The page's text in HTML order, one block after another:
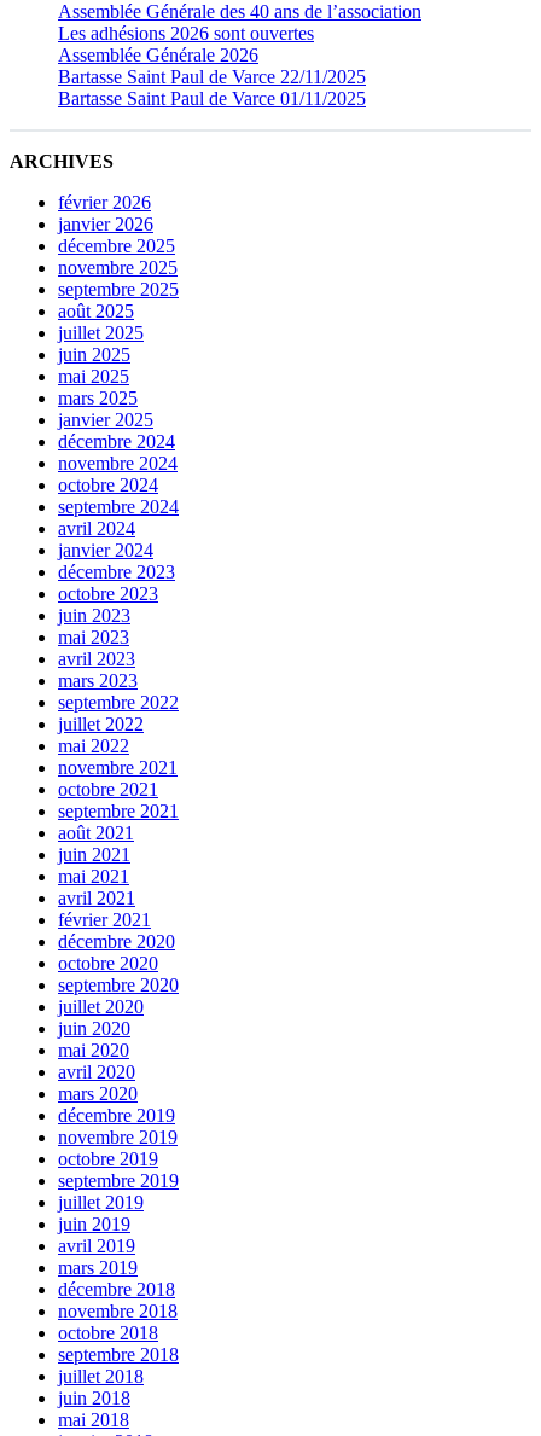
Assemblée Générale des 40 ans de l’association
Les adhésions 2026 sont ouvertes
Assemblée Générale 2026
Bartasse Saint Paul de Varce 22/11/2025
Bartasse Saint Paul de Varce 01/11/2025
ARCHIVES
février 2026
janvier 2026
décembre 2025
novembre 2025
septembre 2025
août 2025
juillet 2025
juin 2025
mai 2025
mars 2025
janvier 2025
décembre 2024
novembre 2024
octobre 2024
septembre 2024
avril 2024
janvier 2024
décembre 2023
octobre 2023
juin 2023
mai 2023
avril 2023
mars 2023
septembre 2022
juillet 2022
mai 2022
novembre 2021
octobre 2021
septembre 2021
août 2021
juin 2021
mai 2021
avril 2021
février 2021
décembre 2020
octobre 2020
septembre 2020
juillet 2020
juin 2020
mai 2020
avril 2020
mars 2020
décembre 2019
novembre 2019
octobre 2019
septembre 2019
juillet 2019
juin 2019
avril 2019
mars 2019
décembre 2018
novembre 2018
octobre 2018
septembre 2018
juillet 2018
juin 2018
mai 2018